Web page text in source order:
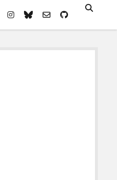
instagram
blueskyemail-github